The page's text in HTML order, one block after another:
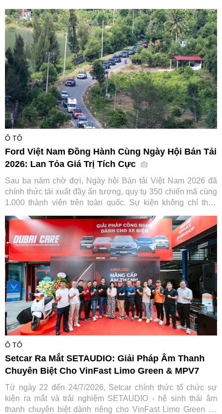
hàng tiếp cận dòng xe huyền thoại vốn đã có lịch sử hơn 70
năm của hãng xe Nhật Bản.
Ô TÔ
Ford Việt Nam Đồng Hành Cùng Ngày Hội Bán Tải
2026: Lan Tỏa Giá Trị Tích Cực
Sau ba năm chờ đợi, Ngày hội Bán tải Việt Nam 2026 đã
chính thức tái xuất đầy ấn tượng, quy tụ 350 chiến mã cùng
1.000 thành viên trên toàn quốc. Sự kiện không chỉ thỏa
Việt Nam trong hành trình gắn kết và lan tỏa giá trị tích cực
cho cộng đồng.
Ô TÔ
Setcar Ra Mắt SETAUDIO: Giải Pháp Âm Thanh
Chuyên Biệt Cho VinFast Limo Green & MPV7
Từ ngày 22 đến 24/7/2026, Setcar chính thức tổ chức sự
kiện ra mắt và trải nghiệm SETAUDIO - hệ sinh thái âm
thanh chuyên biệt dành riêng cho VinFast Limo Green và